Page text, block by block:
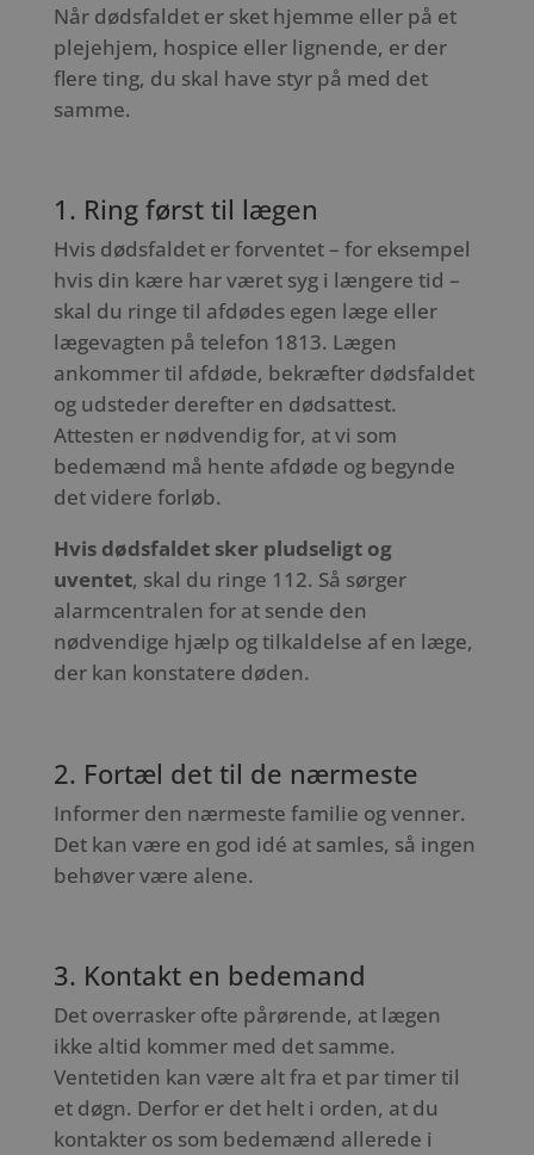
Når dødsfaldet er sket hjemme eller på et
plejehjem, hospice eller lignende, er der
flere ting, du skal have styr på med det
samme.
1. Ring først til lægen
Hvis dødsfaldet er forventet – for eksempel
hvis din kære har været syg i længere tid –
skal du ringe til afdødes egen læge eller
lægevagten på telefon 1813. Lægen
ankommer til afdøde, bekræfter dødsfaldet
og udsteder derefter en dødsattest.
Attesten er nødvendig for, at vi som
bedemænd må hente afdøde og begynde
det videre forløb.
Hvis dødsfaldet sker pludseligt og
uventet, skal du ringe 112. Så sørger
alarmcentralen for at sende den
nødvendige hjælp og tilkaldelse af en læge,
der kan konstatere døden.
2. Fortæl det til de nærmeste
Informer den nærmeste familie og venner.
Det kan være en god idé at samles, så ingen
behøver være alene.
3. Kontakt en bedemand
Det overrasker ofte pårørende, at lægen
ikke altid kommer med det samme.
Ventetiden kan være alt fra et par timer til
et døgn. Derfor er det helt i orden, at du
kontakter os som bedemænd allerede i